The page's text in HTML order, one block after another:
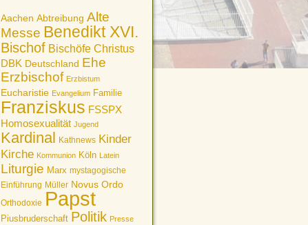
Aachen Abtreibung Alte
Messe Benedikt XVI.
Bischof Bischöfe Christus
DBK Deutschland Ehe
Erzbischof Erzbistum
Eucharistie Evangelium Familie
Franziskus FSSPX
Homosexualität Jugend
Kardinal Kathnews Kinder
Kirche Kommunion Köln Latein
Liturgie Marx mystagogische
Einführung Müller Novus Ordo
Orthodoxie Papst
Piusbruderschaft Politik Presse